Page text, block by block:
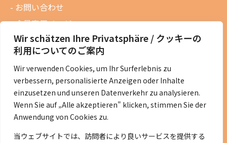
Wir schätzen Ihre Privatsphäre / クッキーの
利用についてのご案内
Wir verwenden Cookies, um Ihr Surferlebnis zu
verbessern, personalisierte Anzeigen oder Inhalte
einzusetzen und unseren Datenverkehr zu analysieren.
Wenn Sie auf „Alle akzeptieren" klicken, stimmen Sie der
Anwendung von Cookies zu.
当ウェブサイトでは、訪問者により良いサービスを提供する
お問い合わせ
会員専用ページ
ニュースレターバックナンバー
過去の講演資料
総会議事録
定款・会費規定など
コラムの紹介
コラム一覧